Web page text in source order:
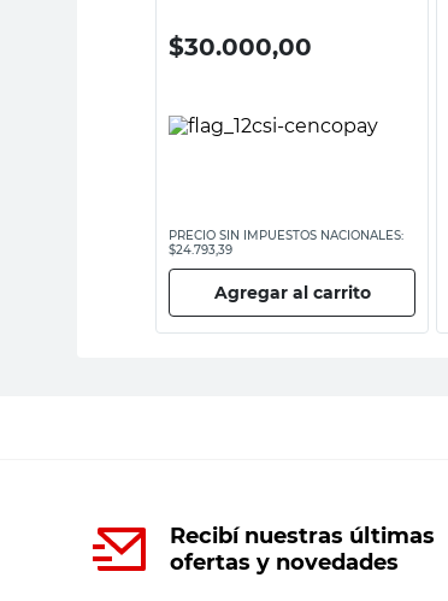
$30.000,00
PRECIO SIN IMPUESTOS NACIONALES:
$24.793,39
Agregar al carrito
Recibí nuestras últimas
ofertas y novedades